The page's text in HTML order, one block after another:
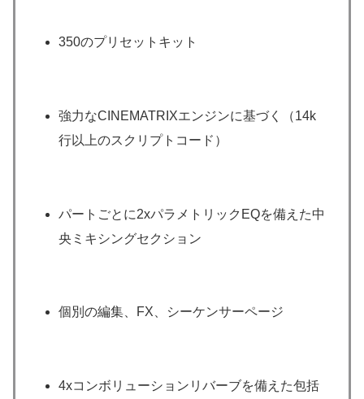
350のプリセットキット
強力なCINEMATRIXエンジンに基づく（14k
行以上のスクリプトコード）
パートごとに2xパラメトリックEQを備えた中
央ミキシングセクション
個別の編集、FX、シーケンサーページ
4xコンボリューションリバーブを備えた包括